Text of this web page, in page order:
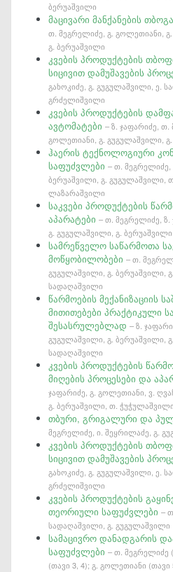
ბერუაშვილი
მაცივარი მანქანების
თ. მეგრელიძე, გ. გოლეთიანი, გ.
გ. ბერუაშვილი
კვების პროდუქტების
სიცივით დამუშავების
გახოკიძე, გ. გუგულაშვილი, ე.
გრძელიშვილი
კვების პროდუქტების
ავტომატები– ზ. ჯაფარიძე, თ.
გოლეთიანი, გ. გუგულაშვილი,
ჰაერის ტექნოლოგიური
საფუძვლები– თ. მეგრელიძე,
ბერუაშვილი, გ. გუგულაშვილი, თ.
ლაზარაშვილი
საკვები პროდუქტების
აპარატები– თ. მეგრელიძე, ზ.
გ. გუგულაშვილი, გ. ბერუაშვილი
სამრეწველო საწარმოთა
მოწყობილობები– თ.
გუგულაშვილი, გ. ბერუაშვილი,
სადაღაშვილი
წარმოების მექანიზაციის
მითითებები პრაქტიკული
შესასრულებლად– ზ.
გუგულაშვილი, გ. ბერუაშვილი,
სადაღაშვილი
კვების პროდუქტების
მიღების პროცესები და
ჯაფარიძე, გ. გოლეთიანი, ვ.
გ. ბერუაშვილი, თ.
თბური, გრიგალური და
მეგრელიძე, ი. შეყრილაძე, გ.
კვების პროდუქტების
სიცივით დამუშავების
გახოკიძე, გ. გუგულაშვილი, ე.
გრძელიშვილი
კვების პროდუქტების
თეორიული საფუძვლები–
სადაღაშვილი, გ. გუგულაშვილი
სამაცივრო დანადგარის
საფუძვლები– თ. მეგრელიძე
(თავი 3, 4); გ. გოლეთიანი